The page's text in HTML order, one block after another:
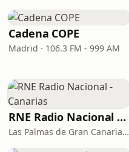
Cadena COPE
Madrid · 106.3 FM - 999 AM
RNE Radio Nacional - Canarias
Las Palmas de Gran Canaria · 92.8 FM